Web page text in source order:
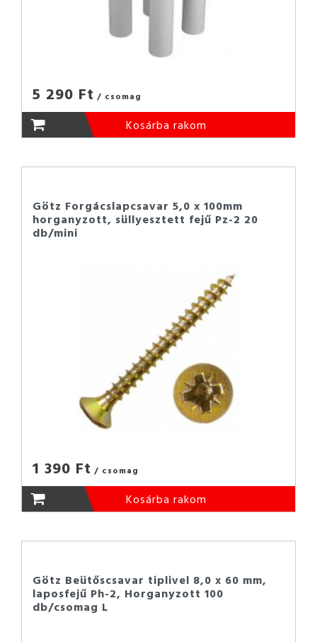
5 290 Ft / csomag
Kosárba rakom
Götz Forgácslapcsavar 5,0 x 100mm
horganyzott, süllyesztett fejű Pz-2 20
db/mini
1 390 Ft / csomag
Kosárba rakom
Götz Beütőscsavar tiplivel 8,0 x 60 mm,
laposfejű Ph-2, Horganyzott 100
db/csomag L